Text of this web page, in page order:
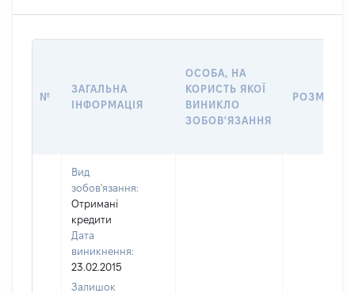
№
ЗАГАЛЬНА
ІНФОРМАЦІЯ
ОСОБА, НА
КОРИСТЬ ЯКОЇ
ВИНИКЛО
ЗОБОВ'ЯЗАННЯ
РОЗМІР
Вид
зобов'язання:
Отримані
кредити
Дата
виникнення:
23.02.2015
Залишок